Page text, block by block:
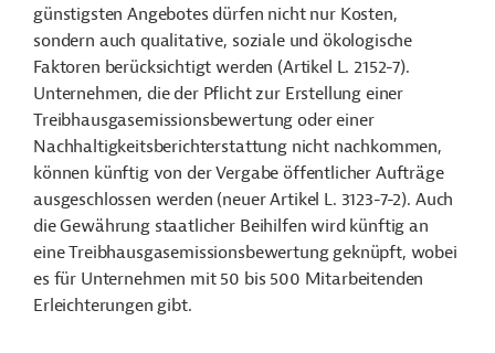
günstigsten Angebotes dürfen nicht nur Kosten,
sondern auch qualitative, soziale und ökologische
Faktoren berücksichtigt werden (Artikel L. 2152-7).
Unternehmen, die der Pflicht zur Erstellung einer
Treibhausgasemissionsbewertung oder einer
Nachhaltigkeitsberichterstattung nicht nachkommen,
können künftig von der Vergabe öffentlicher Aufträge
ausgeschlossen werden (neuer Artikel L. 3123-7-2). Auch
die Gewährung staatlicher Beihilfen wird künftig an
eine Treibhausgasemissionsbewertung geknüpft, wobei
es für Unternehmen mit 50 bis 500 Mitarbeitenden
Erleichterungen gibt.